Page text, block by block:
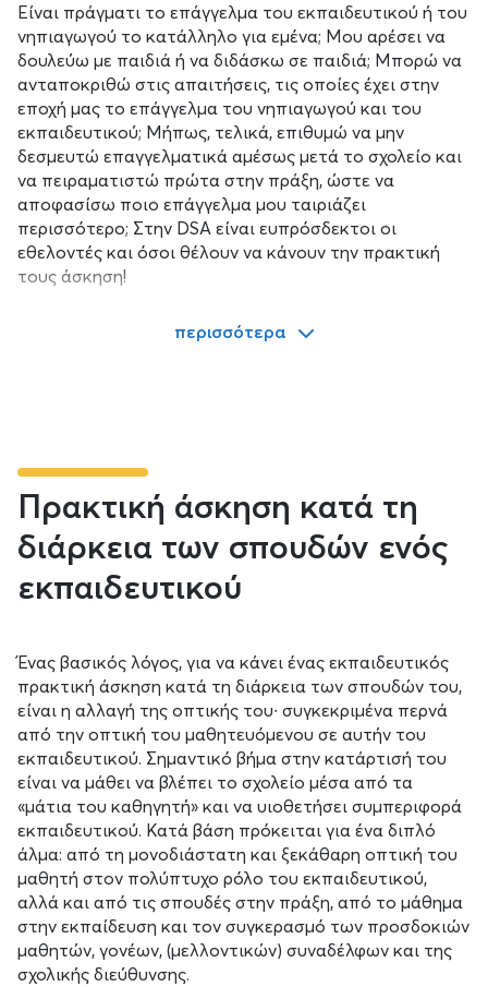
Είναι πράγματι το επάγγελμα του εκπαιδευτικού ή του
νηπιαγωγού το κατάλληλο για εμένα; Μου αρέσει να
δουλεύω με παιδιά ή να διδάσκω σε παιδιά; Μπορώ να
ανταποκριθώ στις απαιτήσεις, τις οποίες έχει στην
εποχή μας το επάγγελμα του νηπιαγωγού και του
εκπαιδευτικού; Μήπως, τελικά, επιθυμώ να μην
δεσμευτώ επαγγελματικά αμέσως μετά το σχολείο και
να πειραματιστώ πρώτα στην πράξη, ώστε να
αποφασίσω ποιο επάγγελμα μου ταιριάζει
περισσότερο; Στην DSA είναι ευπρόσδεκτοι οι
εθελοντές και όσοι θέλουν να κάνουν την πρακτική
τους άσκηση!
περισσότερα
Πρακτική άσκηση κατά τη
διάρκεια των σπουδών ενός
εκπαιδευτικού
Ένας βασικός λόγος, για να κάνει ένας εκπαιδευτικός
πρακτική άσκηση κατά τη διάρκεια των σπουδών του,
είναι η αλλαγή της οπτικής του∙ συγκεκριμένα περνά
από την οπτική του μαθητευόμενου σε αυτήν του
εκπαιδευτικού. Σημαντικό βήμα στην κατάρτισή του
είναι να μάθει να βλέπει το σχολείο μέσα από τα
«μάτια του καθηγητή» και να υιοθετήσει συμπεριφορά
εκπαιδευτικού. Κατά βάση πρόκειται για ένα διπλό
άλμα: από τη μονοδιάστατη και ξεκάθαρη οπτική του
μαθητή στον πολύπτυχο ρόλο του εκπαιδευτικού,
αλλά και από τις σπουδές στην πράξη, από το μάθημα
στην εκπαίδευση και τον συγκερασμό των προσδοκιών
μαθητών, γονέων, (μελλοντικών) συναδέλφων και της
σχολικής διεύθυνσης.